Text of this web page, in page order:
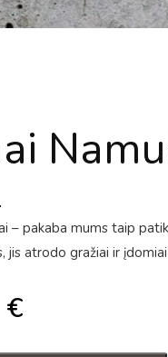
– pakaba mums taip
jis atrodo gražiai ir
€